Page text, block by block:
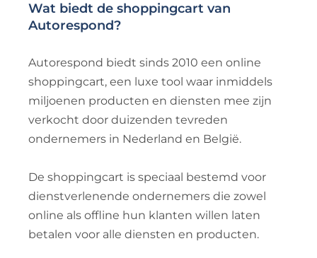
Wat biedt de shoppingcart van
Autorespond?
Autorespond biedt sinds 2010 een online
shoppingcart, een luxe tool waar inmiddels
miljoenen producten en diensten mee zijn
verkocht door duizenden tevreden
ondernemers in Nederland en België.
De shoppingcart is speciaal bestemd voor
dienstverlenende ondernemers die zowel
online als offline hun klanten willen laten
betalen voor alle diensten en producten.